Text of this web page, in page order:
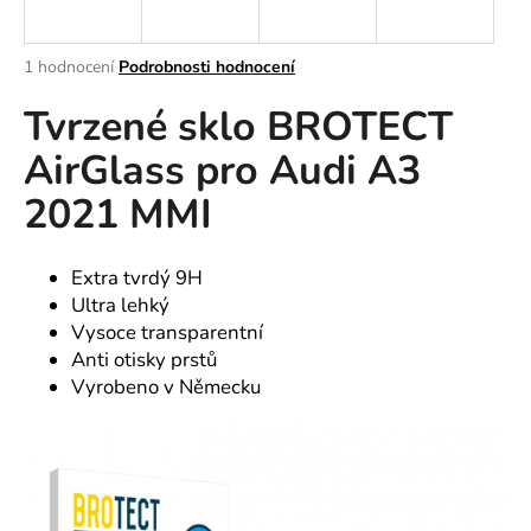
Průměrné
produktu
je
5,0
z
5
hvězdiček.
1 hodnocení Podrobnosti hodnocení
Tvrzené sklo BROTECT
AirGlass pro Audi A3
2021 MMI
Extra tvrdý 9H
Ultra lehký
Vysoce transparentní
Anti otisky prstů
Vyrobeno v Německu
j
t
?
HLEDAT